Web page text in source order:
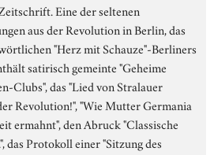
Eine der seltenen
aus der Revolution in Berlin, das
"Herz mit Schauze"-Berliners
satirisch gemeinte "Geheime
Clubs", das "Lied von Stralauer
Revolution!", "Wie Mutter Germania
ermahnt", den Abruck "Classische
das Protokoll einer "Sitzung des